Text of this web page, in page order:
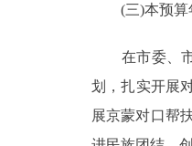
(三)本预算
在市委、市
划，扎实开展
展京蒙对口帮